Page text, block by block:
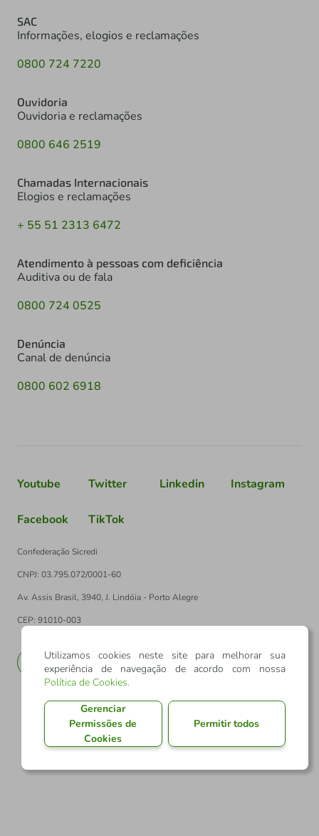
SAC
Informações, elogios e reclamações
0800 724 7220
Ouvidoria
Ouvidoria e reclamações
0800 646 2519
Chamadas Internacionais
Elogios e reclamações
+ 55 51 2313 6472
Atendimento à pessoas com deficiência
Auditiva ou de fala
0800 724 0525
Denúncia
Canal de denúncia
0800 602 6918
Youtube Twitter Linkedin Instagram
Facebook TikTok
Confederação Sicredi
CNPJ: 03.795.072/0001-60
Av. Assis Brasil, 3940, J. Lindóia - Porto Alegre
CEP: 91010-003
EN
Utilizamos cookies neste site para melhorar sua
experiência de navegação de acordo com nossa
Política de Cookies.
Gerenciar
Permissões de
Cookies
Permitir todos